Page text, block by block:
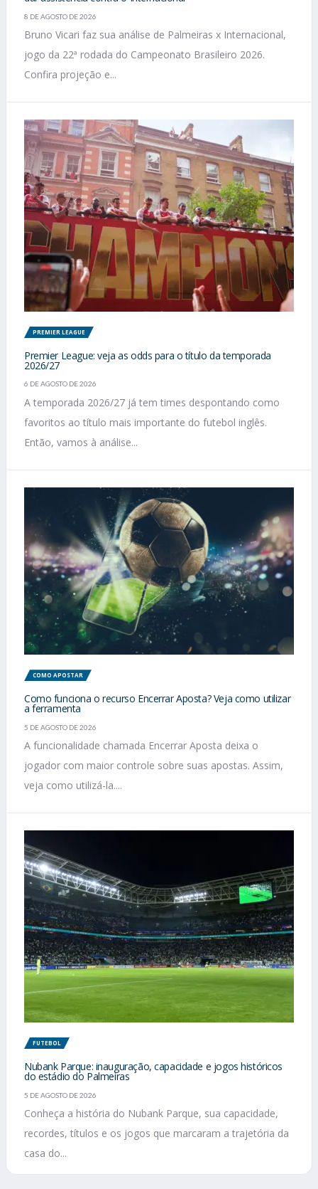
8 DE AGOSTO DE 2026
Bruno Vicari faz sua análise de Palmeiras x Internacional,
jogo da 22ª rodada do Campeonato Brasileiro 2026.
Confira projeção e...
PREMIER LEAGUE
Premier League: veja as odds para o título da temporada
2026/27
6 DE AGOSTO DE 2026
A temporada 2026/27 já tem times despontando como
favoritos ao título mais importante do futebol inglês.
Então, vamos à análise...
COMO APOSTAR
Como funciona o recurso Encerrar Aposta? Veja como utilizar
a ferramenta
5 DE AGOSTO DE 2026
A funcionalidade chamada Encerrar Aposta deixa o
jogador com maior controle sobre suas apostas. Assim,
veja como utilizá-la....
FUTEBOL
Nubank Parque: inauguração, capacidade e jogos históricos
do estádio do Palmeiras
5 DE AGOSTO DE 2026
Conheça a história do Nubank Parque, sua capacidade,
recordes, títulos e os jogos que marcaram a trajetória da
casa do...